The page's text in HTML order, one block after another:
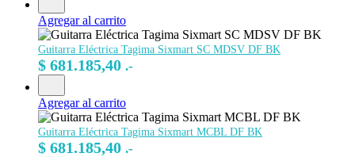
Agregar al carrito
Guitarra Eléctrica Tagima Sixmart SC MDSV DF BK
$ 681.185,40 .-
Agregar al carrito
Guitarra Eléctrica Tagima Sixmart MCBL DF BK
$ 681.185,40 .-